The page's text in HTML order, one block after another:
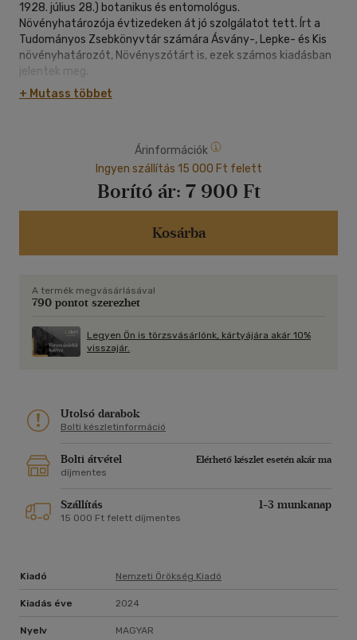
1928. július 28.) botanikus és entomológus.
Növényhatározója évtizedeken át jó szolgálatot tett. Írt a
Tudományos Zsebkönyvtár számára Ásvány-, Lepke- és Kis
növényhatározót, Növényszótárt is, ezek számos kiadásban
jelentek meg.
"Növényhatározóm új kiadásban jelenik meg - jeléül annak,
hogy irodalmunkban mily nagy hézagot pótol az ily nemű
egy embernek feldolgozni távol a tudományok
metropoliszától, nem csekélység; érzi azt mindeni, ki hasonló
anyag feldolgozására vállalkozott." - írja könyve
bevezetőjében maga a szerző.
+ Mutass többet
Árinformációk
Ingyen szállítás 15 000 Ft felett
Borító ár: 7 900 Ft
Kosárba
A termék megvásárlásával
790 pontot szerezhet
Legyen Ön is törzsvásárlónk, kártyájára akár 10%
visszajár.
Utolsó darabok
Bolti készletinformáció
Bolti átvétel
Elérhető készlet esetén akár ma
díjmentes
Szállítás 1-3 munkanap
15 000 Ft felett díjmentes
Kiadó Nemzeti Örökség Kiadó
Kiadás éve 2024
Nyelv MAGYAR